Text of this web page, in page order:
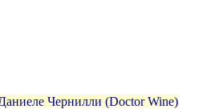
Чернилли (Doctor Wine)